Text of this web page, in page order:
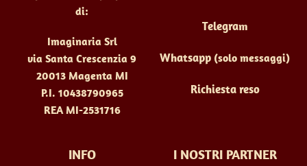
prodotto
di:
Imaginaria Srl
via Santa Crescenzia 9
20013 Magenta MI
P.I. 10438790965
REA MI-2531716
Telegram
Whatsapp (solo messaggi)
Richiesta reso
INFO I NOSTRI PARTNER